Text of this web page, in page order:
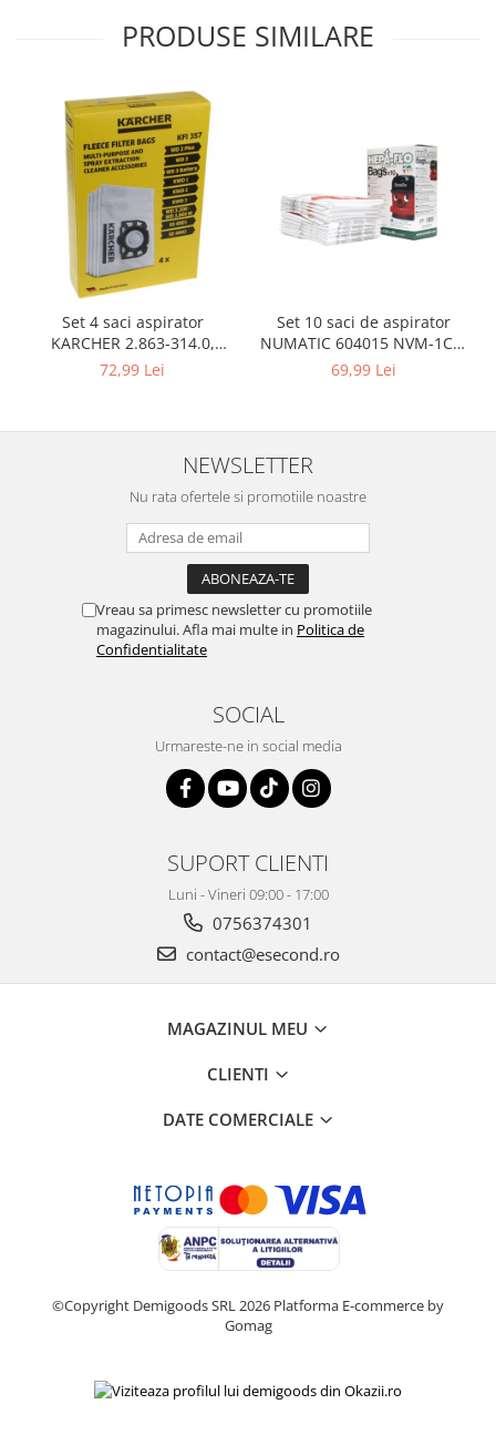
Acvaristica
Castroane si adapatori animale
Igiena animale de companie
Mobila si transport animale de
companie
Zgarzi, lese si hamuri
PC, Periferice & Software
Componente PC
Desktop PC & Monitoare
Imprimante, Scanere &
Servere, Componente & UPS
Telecomenzi garaj
Sport & Activitati in aer liber
Accesorii sportive
Articole Voiaj
Audio HI-FI & Profesionale
Camere video si sport
Home Cinema & Audio
Televizoare & accesorii
PRODUSE SIMILARE
Set 4 saci aspirator
KARCHER 2.863-314.0,
compatibil cu WD, KWD, SE
72,99 Lei
Set 10 saci de aspirator
NUMATIC 604015 NVM-1CH,
9L
69,99 Lei
NEWSLETTER
Nu rata ofertele si promotiile noastre
Vreau sa primesc newsletter cu promotiile
magazinului. Afla mai multe in Politica de
Confidentialitate
SOCIAL
Urmareste-ne in social media
SUPORT CLIENTI
Luni - Vineri 09:00 - 17:00
0756374301
contact@esecond.ro
MAGAZINUL MEU
CLIENTI
DATE COMERCIALE
©Copyright Demigoods SRL 2026 Platforma E-commerce by
Gomag